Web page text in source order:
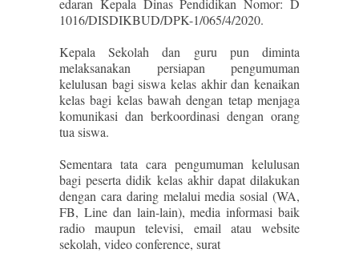
edaran Kepala Dinas Pendidikan Nomor: D
1016/DISDIKBUD/DPK-1/065/4/2020.
Kepala Sekolah dan guru pun diminta
melaksanakan persiapan pengumuman
kelulusan bagi siswa kelas akhir dan kenaikan
kelas bagi kelas bawah dengan tetap menjaga
komunikasi dan berkoordinasi dengan orang
tua siswa.
Sementara tata cara pengumuman kelulusan
bagi peserta didik kelas akhir dapat dilakukan
dengan cara daring melalui media sosial (WA,
FB, Line dan lain-lain), media informasi baik
radio maupun televisi, email atau website
sekolah, video conference, surat